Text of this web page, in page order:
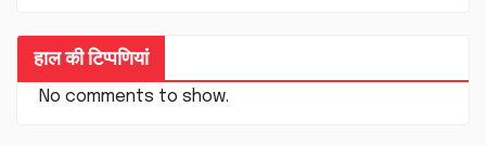
हाल की टिप्पणियां
No comments to show.